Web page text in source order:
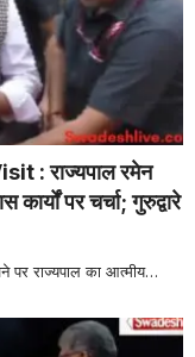
: राज्यपाल रमेन
पर चर्चा; गुरुद्वारे
राज्यपाल का आत्मीय…